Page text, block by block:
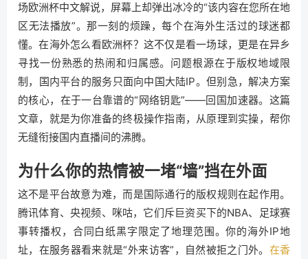
场欧洲杯中文解说，屏幕上却弹出冰冷的“该内容在您所在地
区无法播放”。那一刻的烦躁，每个在海外生活过的球迷都
懂。在海外怎么看欧洲杯？这不仅是看一场球，更是在异乡
寻找一份熟悉的热闹和归属感。问题根源在于版权地域限
制，国内平台的服务只面向中国大陆IP。但别急，解决方案
的核心，在于一台靠谱的“网络钥匙”——回国加速器。这篇
文章，就是为你准备的终极操作指南，从原理到实操，帮你
无缝衔接国内直播间的沸腾。
为什么你的热情被一堵“墙”挡在外面
这不是平台故意为难，而是国际通行的版权规则在起作用。
腾讯体育、央视频、咪咕，它们斥巨资买下的NBA、足球赛
事转播权，合同白纸黑字限定了地理范围。你的海外IP地
址，在服务器看来就是“外来访客”，自然被拒之门外。 在香